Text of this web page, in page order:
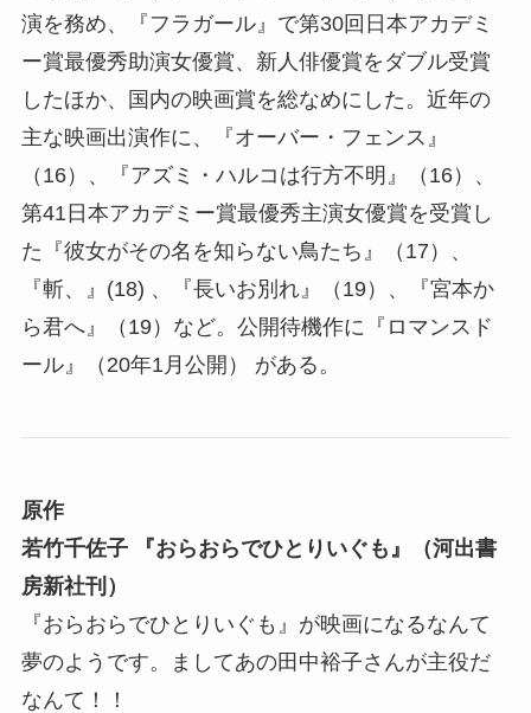
演を務め、『フラガール』で第30回日本アカデミ
ー賞最優秀助演女優賞、新人俳優賞をダブル受賞
したほか、国内の映画賞を総なめにした。近年の
主な映画出演作に、『オーバー・フェンス』
（16）、『アズミ・ハルコは行方不明』（16）、
第41日本アカデミー賞最優秀主演女優賞を受賞し
た『彼女がその名を知らない鳥たち』（17）、
『斬、』(18) 、『長いお別れ』（19）、『宮本か
ら君へ』（19）など。公開待機作に『ロマンスド
ール』（20年1月公開） がある。
原作
若竹千佐子 『おらおらでひとりいぐも』（河出書
房新社刊）
『おらおらでひとりいぐも』が映画になるなんて
夢のようです。ましてあの田中裕子さんが主役だ
なんて！！